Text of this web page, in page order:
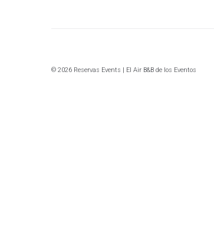
© 2026 Reservas Events | El Air B&B de los Eventos